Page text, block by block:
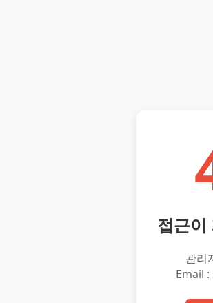
접근이
관리
Email